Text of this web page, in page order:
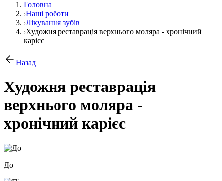
Головна
Наші роботи
Лікування зубів
Художня реставрація верхнього моляра - хронічний
карієс
Назад
Художня реставрація
верхнього моляра -
хронічний карієс
До